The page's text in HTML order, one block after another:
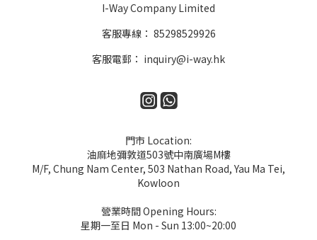
I-Way Company Limited
客服專線： 85298529926
客服電郵： inquiry@i-way.hk
門市 Location:
油麻地彌敦道503號中南廣場M樓
M/F, Chung Nam Center, 503 Nathan Road, Yau Ma Tei,
Kowloon
營業時間 Opening Hours:
星期一至日 Mon - Sun 13:00~20:00